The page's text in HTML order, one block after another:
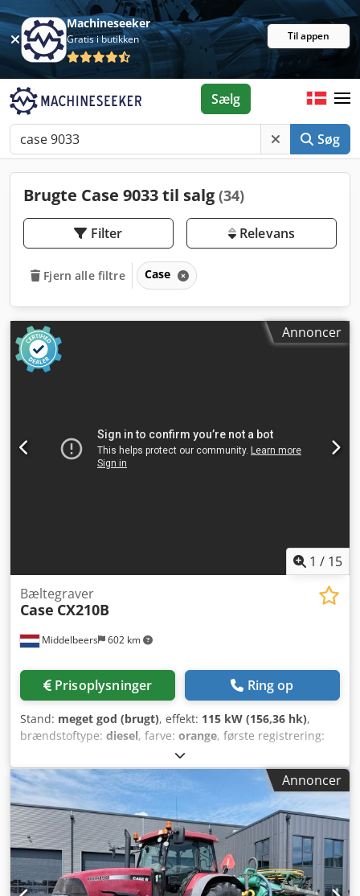
Machineseeker
Gratis i butikken Til appen
Søg
Sælg
Brugte Case 9033 til salg (34)
Filter Relevans
Fjern alle filtre Case
Annoncer
1 / 15
Middelbeers 602 km
Bæltegraver
Case CX210B
Prisoplysninger Ring op
Stand: meget god (brugt), effekt: 115 kW (156,36 hk),
brændstoftype: diesel, farve: orange, første registrering:
2012, driftstimer:
Generelle oplysninger Modelår: 2012 Crjdpfxsy En Ndo
Agxef Serienummer: DCH210R5NCEAH2500 Tekniske
oplysninger Antal cylindre: 4 Egenvægt: 22.600 kg
Funktionelt Arbejdsbredde: 300 cm CE-mærkning: ja Stand
Teknisk stand: meget god Visuel stand: meget god
Finansielle oplysninger Pris: Efter forespørgsel Garanti
Garanti: Fra første ejer, komplet servicehistorik, straks klar
til brug! - 80 % undervogn - Inkl. 3 skovle: 1300 mm, 450
Annoncer